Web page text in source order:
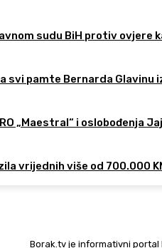
sudu BiH protiv ovjere
svi pamte Bernarda Glavinu
„Maestral“ i oslobođenja
vrijednih više od 700.000
Borak.tv je informativni portal